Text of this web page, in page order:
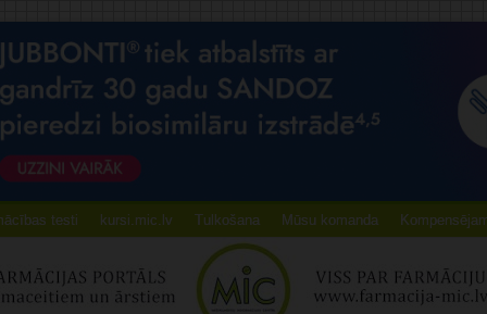
testi kursi.mic.lv Tulkošana Mūsu komanda